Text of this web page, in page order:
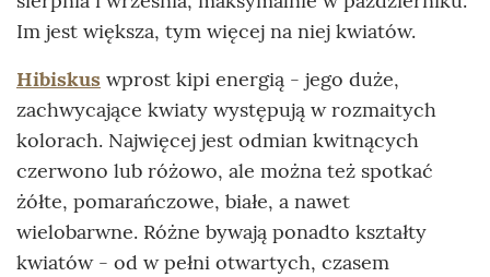
Im jest większa, tym więcej na niej kwiatów.
Hibiskus wprost kipi energią - jego duże,
zachwycające kwiaty występują w rozmaitych
kolorach. Najwięcej jest odmian kwitnących
czerwono lub różowo, ale można też spotkać
żółte, pomarańczowe, białe, a nawet
wielobarwne. Różne bywają ponadto kształty
kwiatów - od w pełni otwartych, czasem